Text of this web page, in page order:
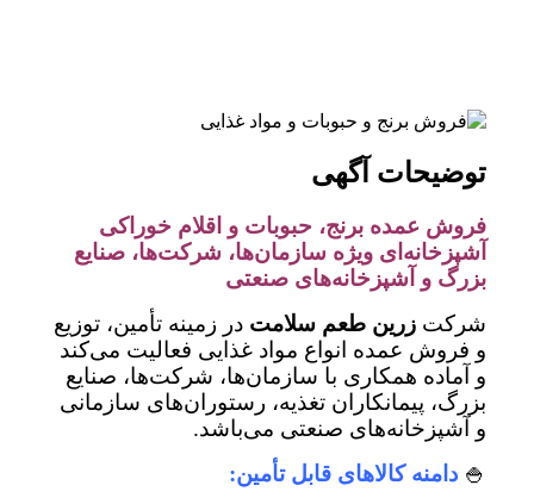
توضیحات آگهی
فروش عمده برنج، حبوبات و اقلام خوراکی
آشپزخانه‌ای ویژه سازمان‌ها، شرکت‌ها، صنایع
بزرگ و آشپزخانه‌های صنعتی
شرکت زرین طعم سلامتدر زمینه تأمین، توزیع
و فروش عمده انواع مواد غذایی فعالیت می‌کند
و آماده همکاری با سازمان‌ها، شرکت‌ها، صنایع
بزرگ، پیمانکاران تغذیه، رستوران‌های سازمانی
و آشپزخانه‌های صنعتی می‌باشد.
دامنه کالاهای قابل تأمین: